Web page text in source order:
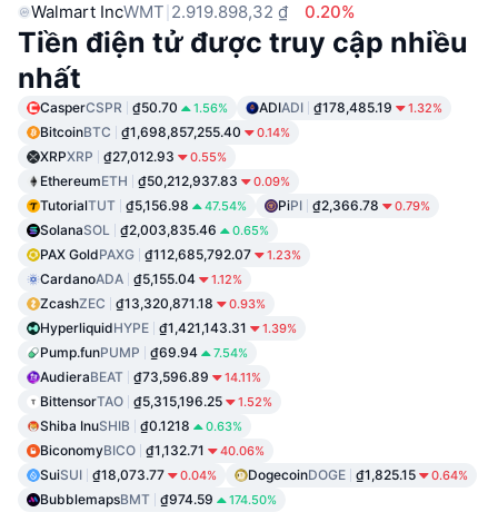
Walmart IncWMT 2.919.898,32 ₫ 0.20%
Tiền điện tử được truy cập nhiều
nhất
CasperCSPR ₫50.70 1.56% ADIADI ₫178,485.19 1.32%
BitcoinBTC ₫1,698,857,255.40 0.14%
XRPXRP ₫27,012.93 0.55%
EthereumETH ₫50,212,937.83 0.09%
TutorialTUT ₫5,156.98 47.54% PiPI ₫2,366.78 0.79%
SolanaSOL ₫2,003,835.46 0.65%
PAX GoldPAXG ₫112,685,792.07 1.23%
CardanoADA ₫5,155.04 1.12%
ZcashZEC ₫13,320,871.18 0.93%
HyperliquidHYPE ₫1,421,143.31 1.39%
Pump.funPUMP ₫69.94 7.54%
AudieraBEAT ₫73,596.89 14.11%
BittensorTAO ₫5,315,196.25 1.52%
Shiba InuSHIB ₫0.1218 0.63%
BiconomyBICO ₫1,132.71 40.06%
SuiSUI ₫18,073.77 0.04% DogecoinDOGE ₫1,825.15 0.64%
BubblemapsBMT ₫974.59 174.50%